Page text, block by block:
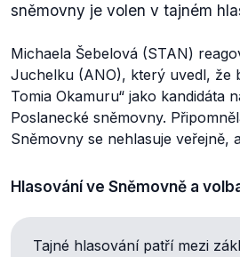
sněmovny je volen v tajném
Michaela Šebelová (STAN)
Juchelku (ANO), který uvedl, že
Tomia Okamuru“ jako kandidáta
Poslanecké sněmovny.
Sněmovny se nehlasuje veřejně,
Hlasování ve Sněmovně a
Tajné hlasování patří mezi